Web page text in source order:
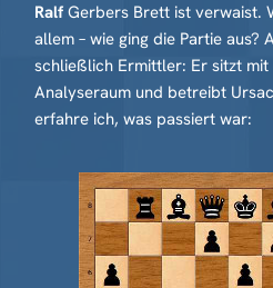
Ralf Gerbers Brett ist verwaist.
allem – wie ging die Partie aus?
schließlich Ermittler: Er sitzt mit
Analyseraum und betreibt
erfahre ich, was passiert war: